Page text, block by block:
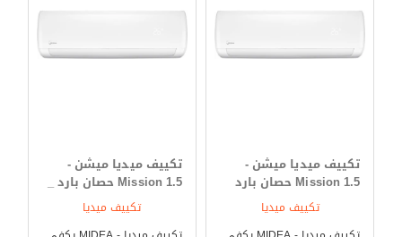
يعمل معنا فى فصل الصيف على الوضع البارد الذي يستخدم لتبريد المكان
من حر الصيف ويكون سريع فى التبريد ويتم تشغيله على الوضع الدافئ
خلال فصل الشتاء لتدفئة المكان من البرودة وامكانية القيام بكل امور
حياتنا بكل سهولة .
تكييف ميديا ميشن -
Mission 1.5 حصان بارد
تكييف ميديا
تكييف ميديا ميشن -
Mission 1.5 حصان بارد _
تكييف ميديا